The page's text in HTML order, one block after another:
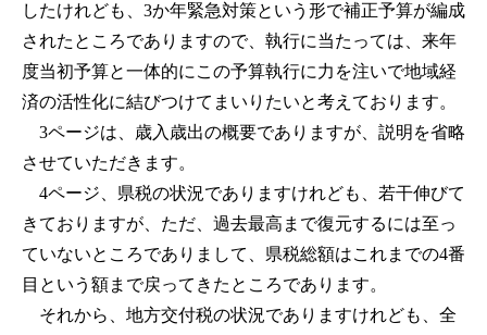
したけれども、3か年緊急対策という形で補正予算が編成
されたところでありますので、執行に当たっては、来年
度当初予算と一体的にこの予算執行に力を注いで地域経
済の活性化に結びつけてまいりたいと考えております。
3ページは、歳入歳出の概要でありますが、説明を省略
させていただきます。
4ページ、県税の状況でありますけれども、若干伸びて
きておりますが、ただ、過去最高まで復元するには至っ
ていないところでありまして、県税総額はこれまでの4番
目という額まで戻ってきたところであります。
それから、地方交付税の状況でありますけれども、全